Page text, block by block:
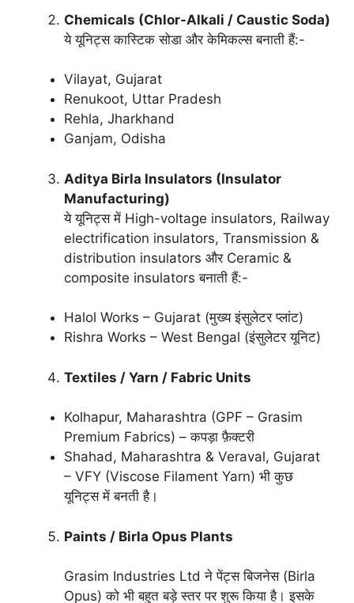
Chemicals (Chlor-Alkali / Caustic Soda)
ये यूनिट्स कास्टिक सोडा और केमिकल्स बनाती हैं:-
Vilayat, Gujarat
Renukoot, Uttar Pradesh
Rehla, Jharkhand
Ganjam, Odisha
Aditya Birla Insulators (Insulator
Manufacturing)
ये यूनिट्स में High-voltage insulators, Railway
electrification insulators, Transmission &
distribution insulators और Ceramic &
composite insulators बनाती हैं:-
Halol Works – Gujarat (मुख्य इंसुलेटर प्लांट)
Rishra Works – West Bengal (इंसुलेटर यूनिट)
Textiles / Yarn / Fabric Units
Kolhapur, Maharashtra (GPF – Grasim
Premium Fabrics) – कपड़ा फ़ैक्टरी
Shahad, Maharashtra & Veraval, Gujarat
– VFY (Viscose Filament Yarn) भी कुछ
यूनिट्स में बनती है।
Paints / Birla Opus Plants
Grasim Industries Ltd ने पेंट्स बिजनेस (Birla
Opus) को भी बहुत बड़े स्तर पर शुरू किया है। इसके